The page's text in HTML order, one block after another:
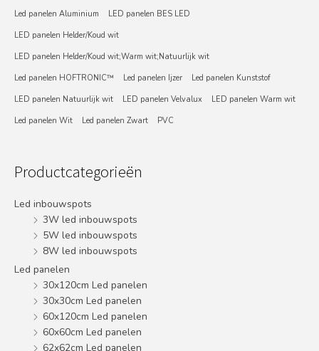
Led panelen Aluminium
LED panelen BES LED
LED panelen Helder/Koud wit
LED panelen Helder/Koud wit;Warm wit;Natuurlijk wit
Led panelen HOFTRONIC™
Led panelen Ijzer
Led panelen Kunststof
LED panelen Natuurlijk wit
LED panelen Velvalux
LED panelen Warm wit
Led panelen Wit
Led panelen Zwart PVC
Productcategorieën
Led inbouwspots
3W led inbouwspots
5W led inbouwspots
8W led inbouwspots
Led panelen
30x120cm Led panelen
30x30cm Led panelen
60x120cm Led panelen
60x60cm Led panelen
62x62cm Led panelen